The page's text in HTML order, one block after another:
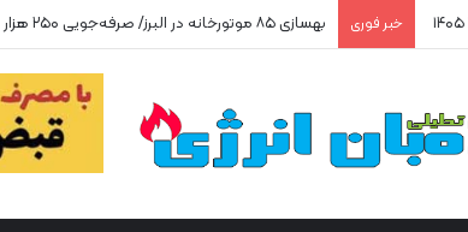
خبر فوری بهسازی ۸۵ موتورخانه در البرز/ صرفه‌جویی ۲۵۰ هزار مترمکعبی گاز در سه ماه